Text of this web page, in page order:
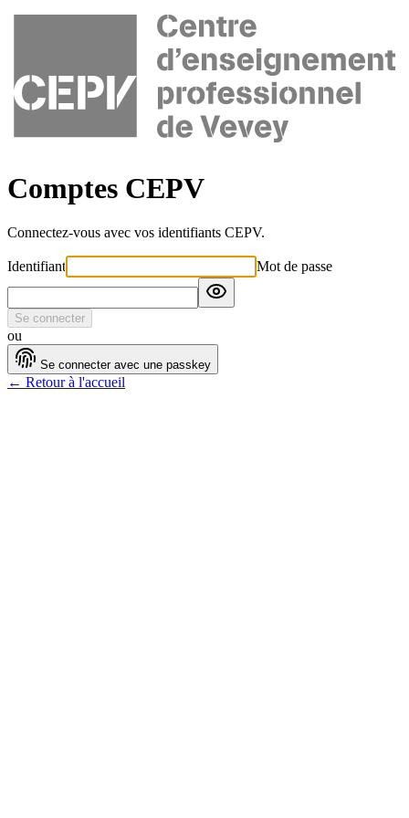
Comptes CEPV
Connectez-vous avec vos identifiants CEPV.
Identifiant Mot de passe
Se connecter
ou
Se connecter avec une passkey
← Retour à l'accueil